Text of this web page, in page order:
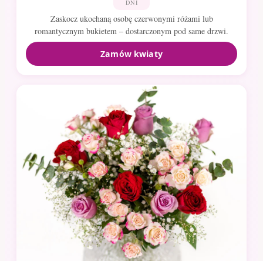
DNI
Zaskocz ukochaną osobę czerwonymi różami lub
romantycznym bukietem – dostarczonym pod same drzwi.
Zamów kwiaty